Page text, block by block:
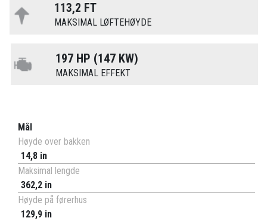
113,2 FT
MAKSIMAL LØFTEHØYDE
197 HP (147 KW)
MAKSIMAL EFFEKT
Mål
Høyde over bakken
14,8 in
Maksimal lengde
362,2 in
Høyde på førerhus
129,9 in